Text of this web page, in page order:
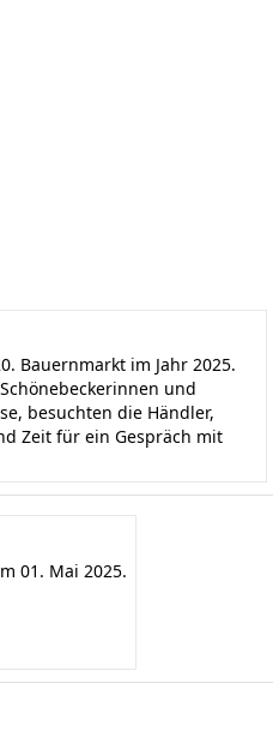
Bauernmarkt im Jahr 2025.
und
besuchten die Händler,
Zeit für ein Gespräch mit
01. Mai 2025.